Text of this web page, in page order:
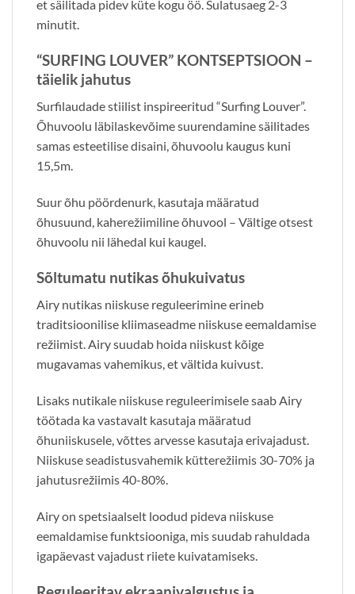
et säilitada pidev küte kogu öö. Sulatusaeg 2-3
minutit.
“SURFING LOUVER” KONTSEPTSIOON –
täielik jahutus
Surfilaudade stiilist inspireeritud “Surfing Louver”.
Õhuvoolu läbilaskevõime suurendamine säilitades
samas esteetilise disaini, õhuvoolu kaugus kuni
15,5m.
Suur õhu pöördenurk, kasutaja määratud
õhusuund, kaherežiimiline õhuvool – Vältige otsest
õhuvoolu nii lähedal kui kaugel.
Sõltumatu nutikas õhukuivatus
Airy nutikas niiskuse reguleerimine erineb
traditsioonilise kliimaseadme niiskuse eemaldamise
režiimist. Airy suudab hoida niiskust kõige
mugavamas vahemikus, et vältida kuivust.
Lisaks nutikale niiskuse reguleerimisele saab Airy
töötada ka vastavalt kasutaja määratud
õhuniiskusele, võttes arvesse kasutaja erivajadust.
Niiskuse seadistusvahemik kütterežiimis 30-70% ja
jahutusrežiimis 40-80%.
Airy on spetsiaalselt loodud pideva niiskuse
eemaldamise funktsiooniga, mis suudab rahuldada
igapäevast vajadust riiete kuivatamiseks.